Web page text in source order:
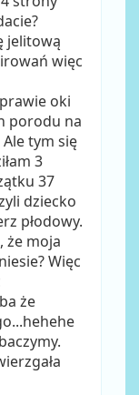
jelitową
więc
oki
porodu na
Ale tym się
3
37
dziecko
płodowy.
że moja
Więc
że